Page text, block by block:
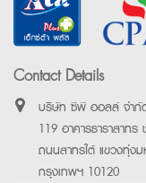
Contact Details
บริษัท ซีพี ออลล์ จำกั
119 อาคารธาราสาท
ถนนสาทรใต้ แขวงทุ่งม
กรุงเทพฯ 10120